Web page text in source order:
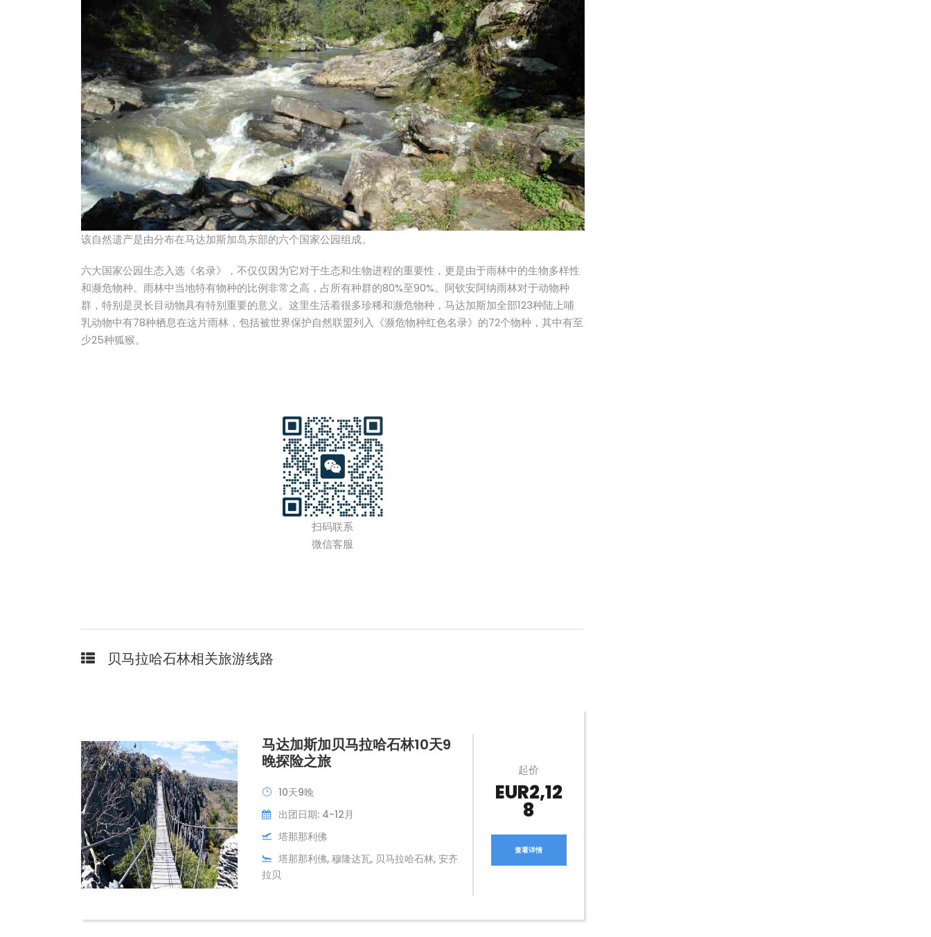
该自然遗产是由分布在马达加斯加岛东部的六个国家公园组成。
六大国家公园生态入选《名录》，不仅仅因为它对于生态和生物进程的重要性，更是由于雨林中的生物多样性
和濒危物种。雨林中当地特有物种的比例非常之高，占所有种群的80%至90%。阿钦安阿纳雨林对于动物种
群，特别是灵长目动物具有特别重要的意义。这里生活着很多珍稀和濒危物种，马达加斯加全部123种陆上哺
乳动物中有78种栖息在这片雨林，包括被世界保护自然联盟列入《濒危物种红色名录》的72个物种，其中有至
少25种狐猴。
扫码联系
微信客服
贝马拉哈石林相关旅游线路
马达加斯加贝马拉哈石林10天9
晚探险之旅
10天9晚
出团日期: 4-12月
塔那那利佛
塔那那利佛, 穆隆达瓦, 贝马拉哈石林, 安齐
拉贝
起价
EUR2,12
8
查看详情